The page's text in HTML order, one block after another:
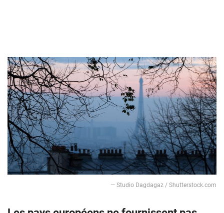
— Studio Dagdagaz / Shutterstock.com